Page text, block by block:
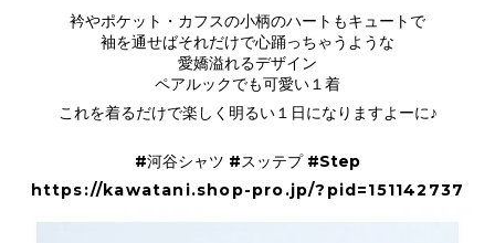
衿やポケット・カフスの小柄のハートもキュートで
袖を通せばそれだけで心踊っちゃうような
愛嬌溢れるデザイン
ペアルックでも可愛い１着
これを着るだけで楽しく明るい１日になりますよーに♪
#河谷シャツ #スッテプ #Step
https://kawatani.shop-pro.jp/?pid=151142737